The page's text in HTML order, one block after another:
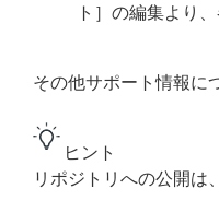
ト］の編集より
その他サポート情報に
ヒント
リポジトリへの公開は